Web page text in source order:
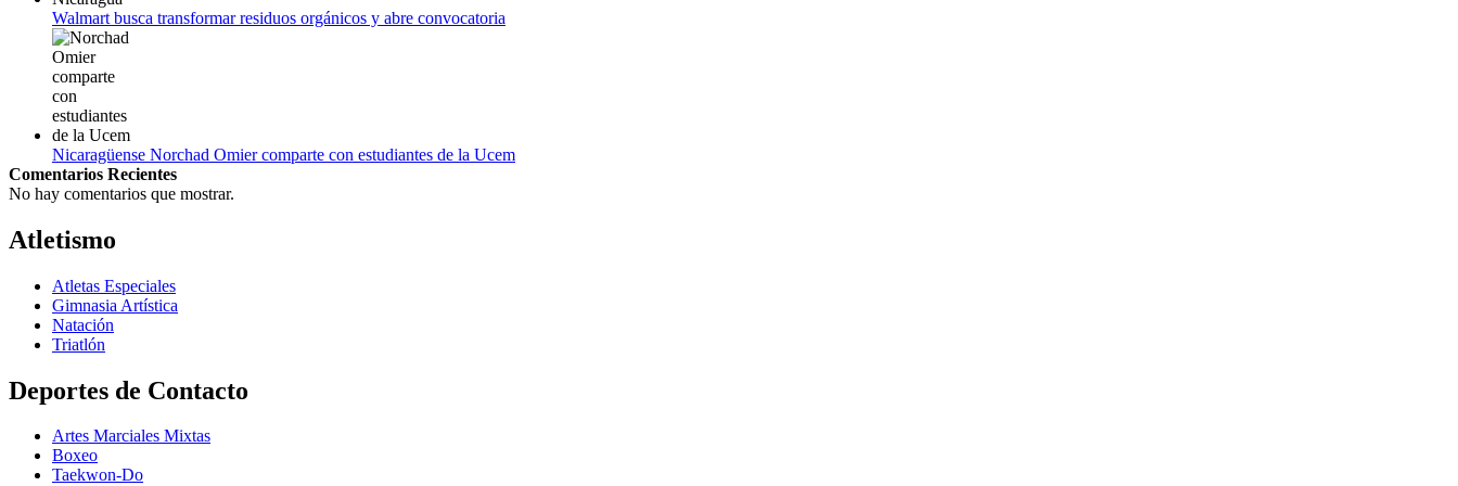
Walmart busca transformar residuos orgánicos y abre convocatoria
Nicaragüense Norchad Omier comparte con estudiantes de la Ucem
Comentarios Recientes
No hay comentarios que mostrar.
Atletismo
Atletas Especiales
Gimnasia Artística
Natación​
Triatlón​
Deportes de Contacto
Artes Marciales Mixtas
Boxeo
Taekwon-Do